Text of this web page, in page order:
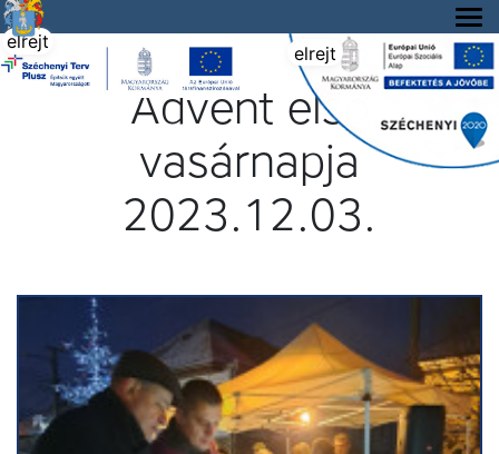
Tállya Község honlapja
elrejt
elrejt
Advent első
vasárnapja
2023.12.03.